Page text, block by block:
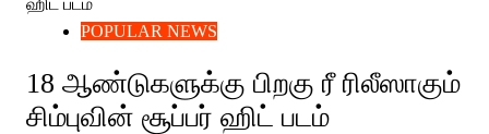
POPULAR NEWS
18 ஆண்டுகளுக்கு பிறகு ரீ ரிலீஸாகும்
சிம்புவின் சூப்பர் ஹிட் படம்